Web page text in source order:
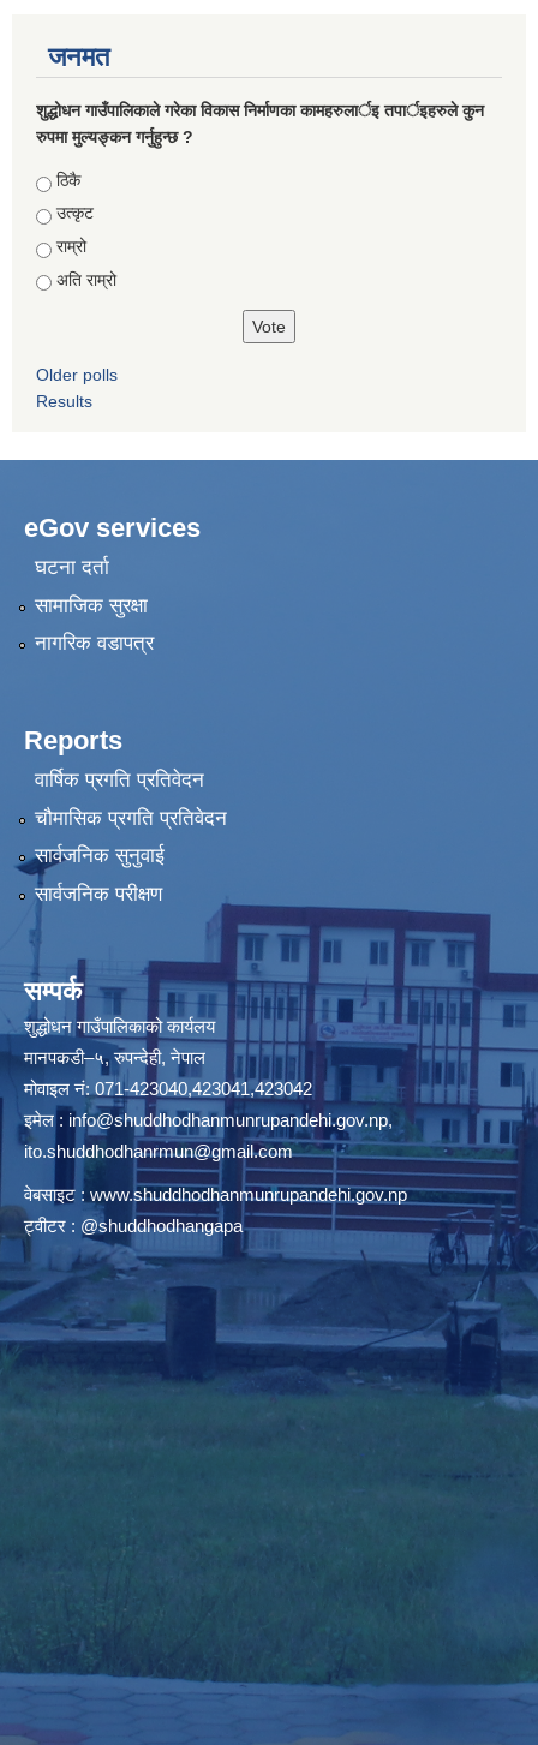
जनमत
शुद्धोधन गाउँपालिकाले गरेका विकास निर्माणका कामहरुलार्इ तपार्इहरुले कुन
रुपमा मुल्यङ्कन गर्नुहुन्छ ?
Choices
ठिकै
उत्कृट
राम्रो
अति राम्रो
Older polls
Results
eGov services
घटना दर्ता
सामाजिक सुरक्षा
नागरिक वडापत्र
Reports
वार्षिक प्रगति प्रतिवेदन
चौमासिक प्रगति प्रतिवेदन
सार्वजनिक सुनुवाई
सार्वजनिक परीक्षण
सम्पर्क
शुद्धोधन गाउँपालिकाको कार्यलय
मानपकडी–५, रुपन्देही, नेपाल
मोवाइल नं: 071-423040,423041,423042
इमेल : info@shuddhodhanmunrupandehi.gov.np,
ito.shuddhodhanrmun@gmail.com
वेबसाइट : www.shuddhodhanmunrupandehi.gov.np
ट्वीटर : @shuddhodhangapa